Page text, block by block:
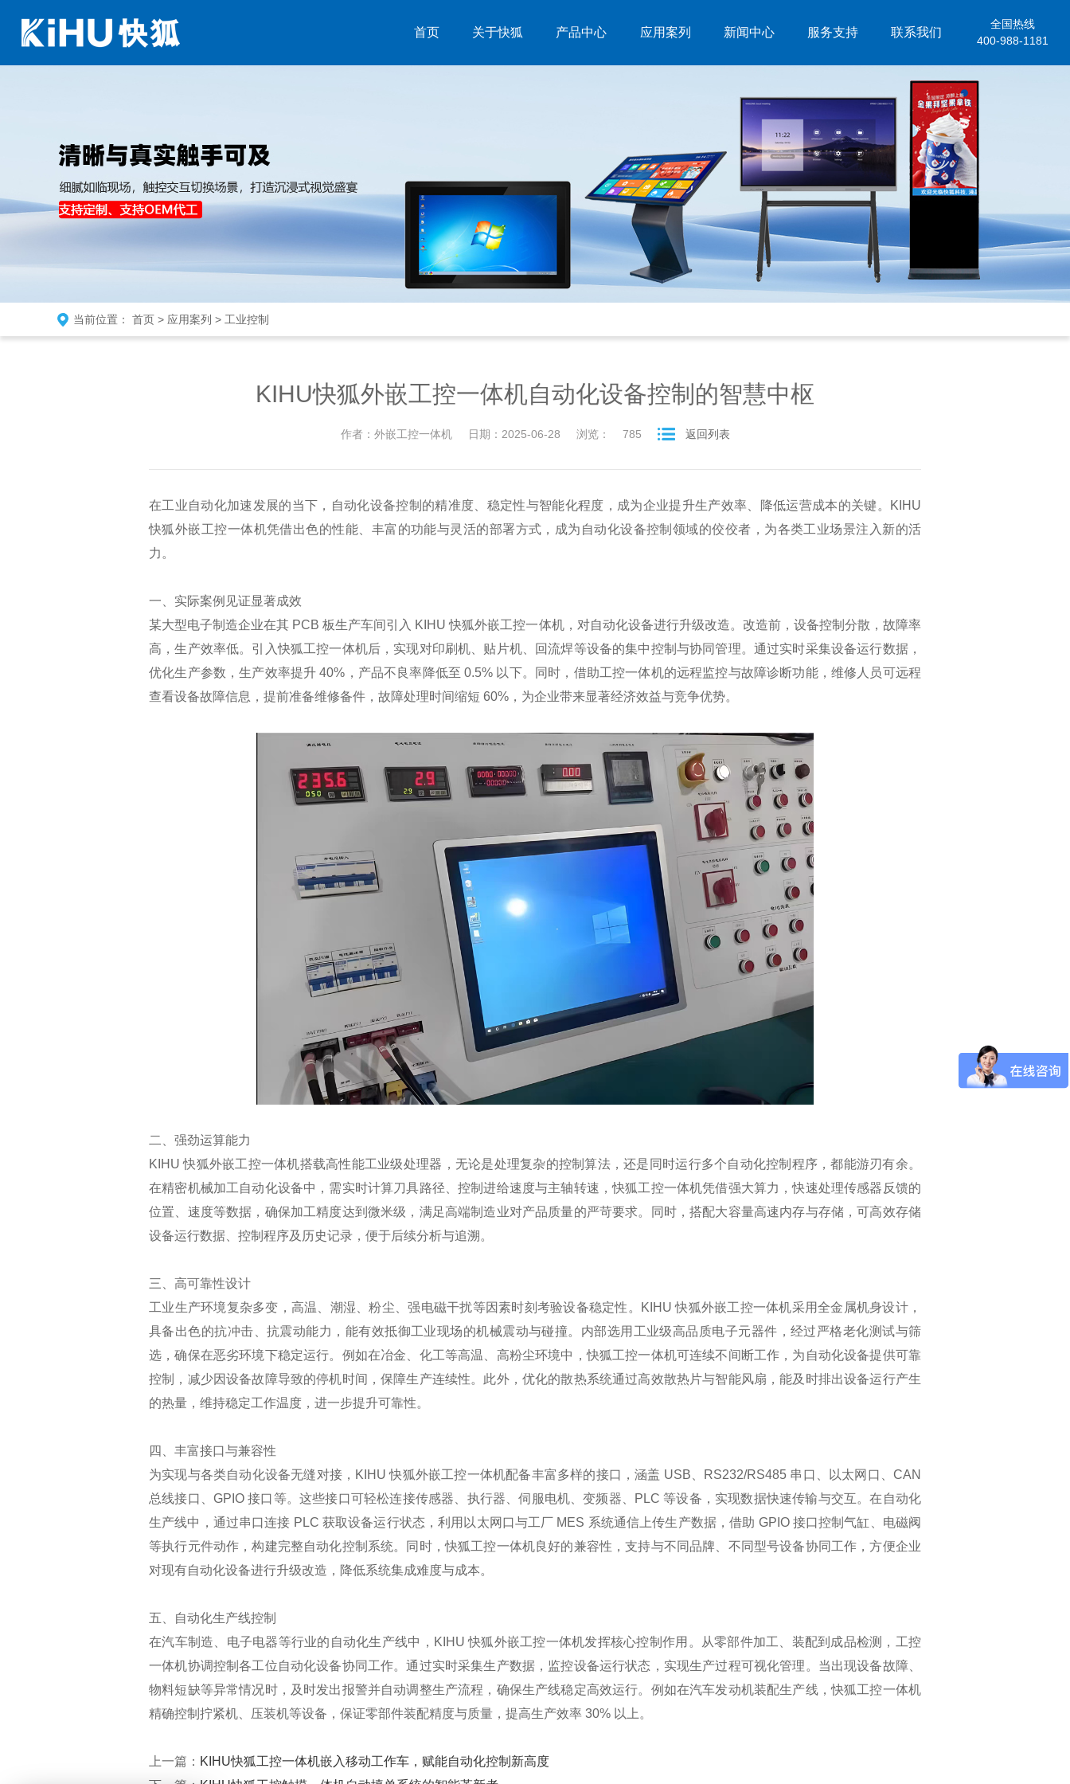
全国热线
400-988-1181
首页 关于快狐 产品中心 应用案列 新闻中心 服务支持 联系我们
当前位置： 首页 > 应用案列 > 工业控制
KIHU快狐外嵌工控一体机自动化设备控制的智慧中枢
作者：外嵌工控一体机 日期：2025-06-28 浏览： 785 返回列表
在工业自动化加速发展的当下，自动化设备控制的精准度、稳定性与智能化程度，成为企业提升生产效率、降低运营成本的关键。KIHU
快狐外嵌工控一体机凭借出色的性能、丰富的功能与灵活的部署方式，成为自动化设备控制领域的佼佼者，为各类工业场景注入新的活
力。
一、实际案例见证显著成效
某大型电子制造企业在其 PCB 板生产车间引入 KIHU 快狐外嵌工控一体机，对自动化设备进行升级改造。改造前，设备控制分散，故障率
高，生产效率低。引入快狐工控一体机后，实现对印刷机、贴片机、回流焊等设备的集中控制与协同管理。通过实时采集设备运行数据，
优化生产参数，生产效率提升 40%，产品不良率降低至 0.5% 以下。同时，借助工控一体机的远程监控与故障诊断功能，维修人员可远程
查看设备故障信息，提前准备维修备件，故障处理时间缩短 60%，为企业带来显著经济效益与竞争优势。
二、强劲运算能力
KIHU 快狐外嵌工控一体机搭载高性能工业级处理器，无论是处理复杂的控制算法，还是同时运行多个自动化控制程序，都能游刃有余。
在精密机械加工自动化设备中，需实时计算刀具路径、控制进给速度与主轴转速，快狐工控一体机凭借强大算力，快速处理传感器反馈的
位置、速度等数据，确保加工精度达到微米级，满足高端制造业对产品质量的严苛要求。同时，搭配大容量高速内存与存储，可高效存储
设备运行数据、控制程序及历史记录，便于后续分析与追溯。
三、高可靠性设计
工业生产环境复杂多变，高温、潮湿、粉尘、强电磁干扰等因素时刻考验设备稳定性。KIHU 快狐外嵌工控一体机采用全金属机身设计，
具备出色的抗冲击、抗震动能力，能有效抵御工业现场的机械震动与碰撞。内部选用工业级高品质电子元器件，经过严格老化测试与筛
选，确保在恶劣环境下稳定运行。例如在冶金、化工等高温、高粉尘环境中，快狐工控一体机可连续不间断工作，为自动化设备提供可靠
控制，减少因设备故障导致的停机时间，保障生产连续性。此外，优化的散热系统通过高效散热片与智能风扇，能及时排出设备运行产生
的热量，维持稳定工作温度，进一步提升可靠性。
四、丰富接口与兼容性
为实现与各类自动化设备无缝对接，KIHU 快狐外嵌工控一体机配备丰富多样的接口，涵盖 USB、RS232/RS485 串口、以太网口、CAN
总线接口、GPIO 接口等。这些接口可轻松连接传感器、执行器、伺服电机、变频器、PLC 等设备，实现数据快速传输与交互。在自动化
生产线中，通过串口连接 PLC 获取设备运行状态，利用以太网口与工厂 MES 系统通信上传生产数据，借助 GPIO 接口控制气缸、电磁阀
等执行元件动作，构建完整自动化控制系统。同时，快狐工控一体机良好的兼容性，支持与不同品牌、不同型号设备协同工作，方便企业
对现有自动化设备进行升级改造，降低系统集成难度与成本。
五、自动化生产线控制
在汽车制造、电子电器等行业的自动化生产线中，KIHU 快狐外嵌工控一体机发挥核心控制作用。从零部件加工、装配到成品检测，工控
一体机协调控制各工位自动化设备协同工作。通过实时采集生产数据，监控设备运行状态，实现生产过程可视化管理。当出现设备故障、
物料短缺等异常情况时，及时发出报警并自动调整生产流程，确保生产线稳定高效运行。例如在汽车发动机装配生产线，快狐工控一体机
精确控制拧紧机、压装机等设备，保证零部件装配精度与质量，提高生产效率 30% 以上。
上一篇： KIHU快狐工控一体机嵌入移动工作车，赋能自动化控制新高度